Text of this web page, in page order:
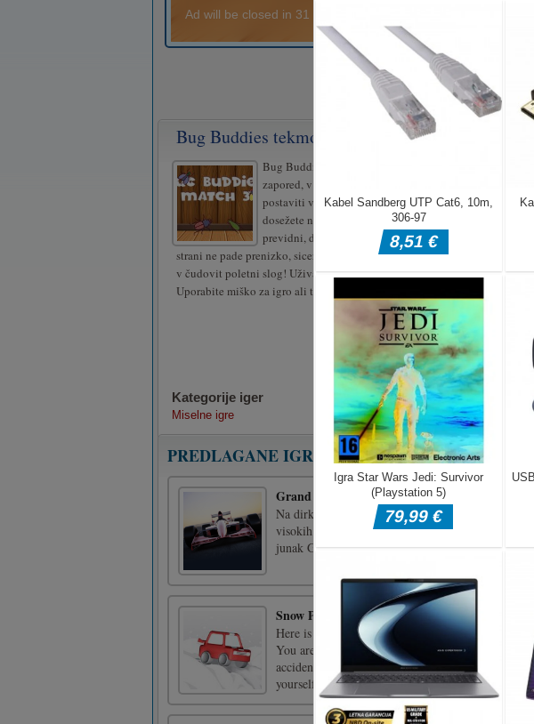
Bug Buddies tekmo 3
Bug Buddies Match 3 – ta kul igra tri
zapored, v katero morate bloke iste barve
postaviti v serijo treh kosov ali več, da
dosežete najvišji možni rezultat, bodite
previdni, da upoštevate lestvico na levi
strani ne pade prenizko, sicer bo igre konec. Igra je narejena
v čudovit poletni slog! Uživajte v igri!
Uporabite miško za igro ali tapnite po zaslonu
Kategorije iger
Miselne igre
PREDLAGANE IGRE
Grand Prix Heroj
Na dirkah v seriji Grand Prix tekmujete na več
visokih hitrostih, zbirajte kovance in nadgradite
junak Grand Prixa?
Snow Park Master
Here is a relaxing vehicle parking arcade puzzle
You are required to park all the vehicles at where
accident. If possible, collecting more diamonds
yourself!Tap and slide